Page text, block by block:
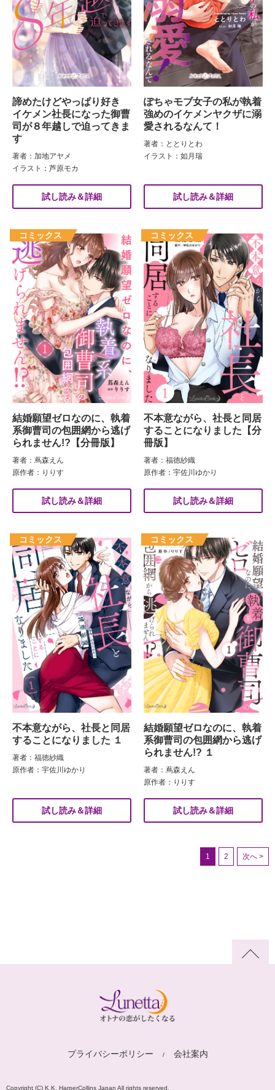
諦めたけどやっぱり好き
イケメン社長になった御曹
司が８年越しで迫ってきま
す
著者：加地アヤメ
イラスト：芦原モカ
試し読み＆詳細
ぽちゃモブ女子の私が執着
強めのイケメンヤクザに溺
愛されるなんて！
著者：ととりとわ
イラスト：如月瑞
試し読み＆詳細
結婚願望ゼロなのに、執着
系御曹司の包囲網から逃げ
られません!?【分冊版】
著者：蔦森えん
原作者：りりす
試し読み＆詳細
不本意ながら、社長と同居
することになりました【分
冊版】
著者：福徳紗織
原作者：宇佐川ゆかり
試し読み＆詳細
不本意ながら、社長と同居
することになりました １
著者：福徳紗織
原作者：宇佐川ゆかり
試し読み＆詳細
結婚願望ゼロなのに、執着
系御曹司の包囲網から逃げ
られません!? １
著者：蔦森えん
原作者：りりす
試し読み＆詳細
1 2 次へ >
プライバシーポリシー 会社案内
Copyright (C) K.K. HarperCollins Japan All rights reserved.